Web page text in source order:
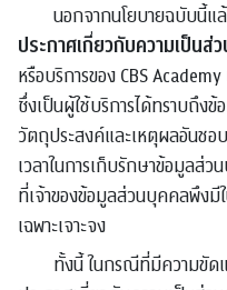
นอกจากนโยบายฉบับนี้แ
ประกาศเกี่ยวกับความเป็นส่
หรือบริการของ CBS
ซึ่งเป็นผู้ใช้บริการได้ทราบถึ
วัตถุประสงค์และเหตุผลอันชอ
เวลาในการเก็บรักษาข้อมูลส่
ที่เจ้าของข้อมูลส่วนบุคคลพึง
เฉพาะเจาะจง
ทั้งนี้ ในกรณีที่มีความขัดแ